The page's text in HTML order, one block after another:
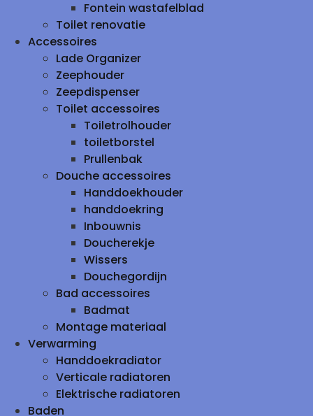
Fontein wastafelblad
Toilet renovatie
Accessoires
Lade Organizer
Zeephouder
Zeepdispenser
Toilet accessoires
Toiletrolhouder
toiletborstel
Prullenbak
Douche accessoires
Handdoekhouder
handdoekring
Inbouwnis
Doucherekje
Wissers
Douchegordijn
Bad accessoires
Badmat
Montage materiaal
Verwarming
Handdoekradiator
Verticale radiatoren
Elektrische radiatoren
Baden